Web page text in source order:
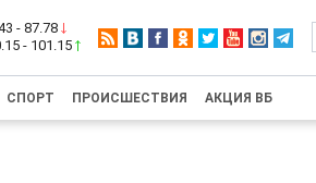
- 87.78
- 101.15
СПОРТ ПРОИСШЕСТВИЯ АКЦИЯ ВБ